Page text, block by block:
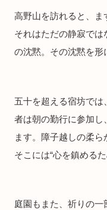
高野山を訪れると、ま
それはただの静寂で
の沈黙。その沈黙を形
五十を超える宿坊で
者は朝の勤行に参加し
ます。障子越しの柔ら
そこには“心を鎮める
庭園もまた、祈りの